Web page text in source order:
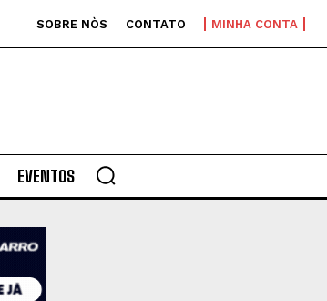
SOBRE NÒS CONTATO MINHA CONTA
EVENTOS